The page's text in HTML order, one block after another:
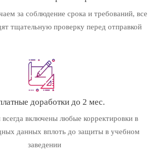
за соблюдение срока и требований, все
тщательную проверку перед отправкой
доработки до 2 мес.
включены любые корректировки в
данных вплоть до защиты в учебном
заведении